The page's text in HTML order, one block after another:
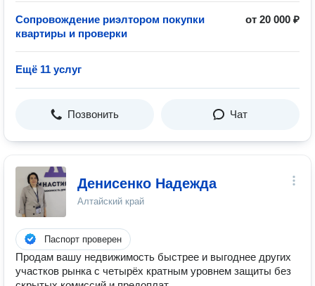
Сопровождение риэлтором покупки
квартиры и проверки
от 20 000 ₽
Ещё 11 услуг
Позвонить Чат
Денисенко Надежда
Алтайский край
Паспорт проверен
Продам вашу недвижимость быстрее и выгоднее других
участков рынка с четырёх кратным уровнем защиты без